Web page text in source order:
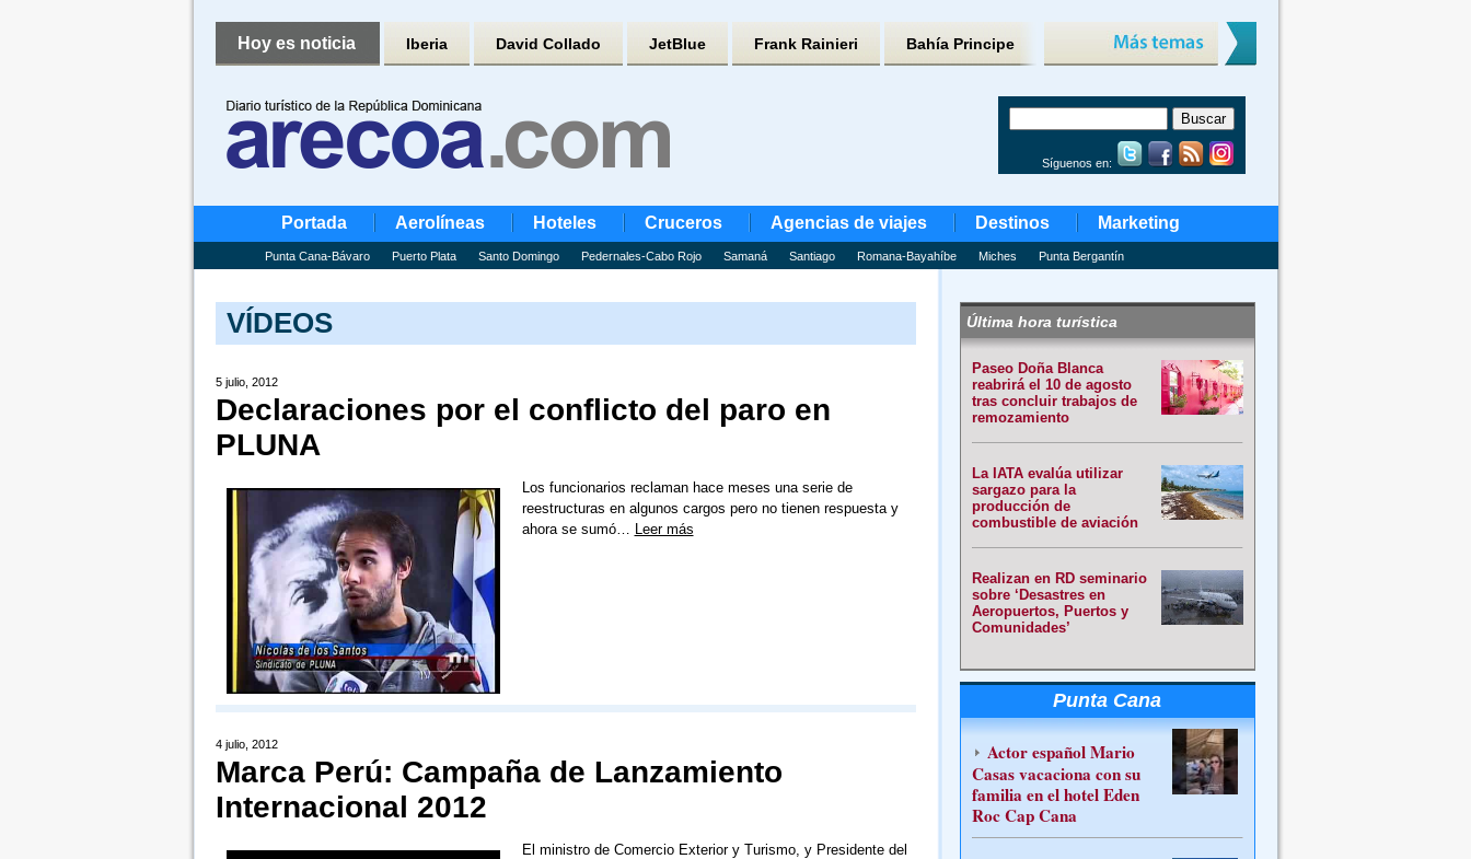
Hoy es noticia Iberia David Collado JetBlue Frank Rainieri Bahía Principe
Síguenos en:
Portada Aerolíneas Hoteles Cruceros Agencias de viajes Destinos Marketing
Punta Cana-Bávaro Puerto Plata Santo Domingo Pedernales-Cabo Rojo Samaná Santiago Romana-Bayahíbe Miches Punta Bergantín
VÍDEOS
5 julio, 2012
Declaraciones por el conflicto del paro en
PLUNA
Los funcionarios reclaman hace meses una serie de
reestructuras en algunos cargos pero no tienen respuesta y
ahora se sumó… Leer más
4 julio, 2012
Marca Perú: Campaña de Lanzamiento
Internacional 2012
El ministro de Comercio Exterior y Turismo, y Presidente del
Última hora turística
Paseo Doña Blanca
reabrirá el 10 de agosto
tras concluir trabajos de
remozamiento
La IATA evalúa utilizar
sargazo para la
producción de
combustible de aviación
Realizan en RD seminario
sobre ‘Desastres en
Aeropuertos, Puertos y
Comunidades’
Punta Cana
Actor español Mario
Casas vacaciona con su
familia en el hotel Eden
Roc Cap Cana